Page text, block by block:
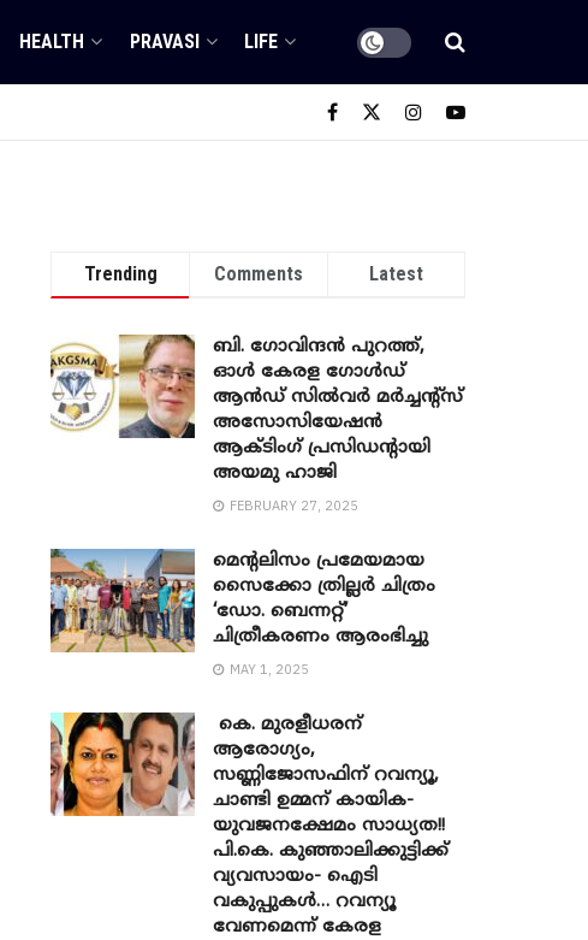
HEALTH PRAVASI LIFE
Trending Comments Latest
ബി. ​ഗോവിന്ദൻ പുറത്ത്,
ഓൾ കേരള ഗോൾഡ്
ആൻഡ് സിൽവർ മർച്ചന്റ്സ്
അസോസിയേഷൻ
ആക്ടിംഗ് പ്രസിഡന്റായി
അയമു ഹാജി
FEBRUARY 27, 2025
മെന്‍റലിസം പ്രമേയമായ
സൈക്കോ ത്രില്ലർ ചിത്രം
‘ഡോ. ബെന്നറ്റ്’
ചിത്രീകരണം ആരംഭിച്ചു
MAY 1, 2025
കെ. മുരളീധരന്
ആരോഗ്യം,
സണ്ണിജോസഫിന് റവന്യൂ,
ചാണ്ടി ഉമ്മന് കായിക-
യുവജനക്ഷേമം സാധ്യത!!
പി.കെ. കുഞ്ഞാലിക്കുട്ടിക്ക്
വ്യവസായം- ഐടി
വകുപ്പുകൾ… റവന്യൂ
വേണമെന്ന് കേരള